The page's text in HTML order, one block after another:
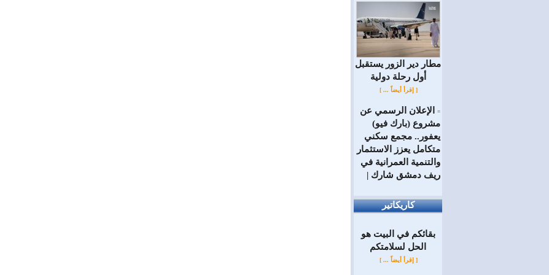
مطار دير الزور يستقبل
أول رحلة دولية
[ إقرأ أيضاً ... ]
=
الإعلان الرسمي عن
مشروع (بارك فيو)
يعفور.. مجمع سكني
متكامل يعزز الاستثمار
والتنمية العمرانية في
ريف دمشق شارك |
كاريكاتير
بقائكم في البيت هو
الحل لسلامتكم
[ إقرأ أيضاً ... ]